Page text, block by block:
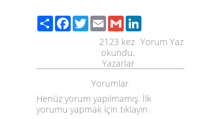
PaylaşFacebook
TwitterEmailGmail
Yorum Yaz
2123 kez
okundu.
Yazarlar
Yorumlar
Henüz yorum yapılmamış. İlk
yorumu yapmak için tıklayın